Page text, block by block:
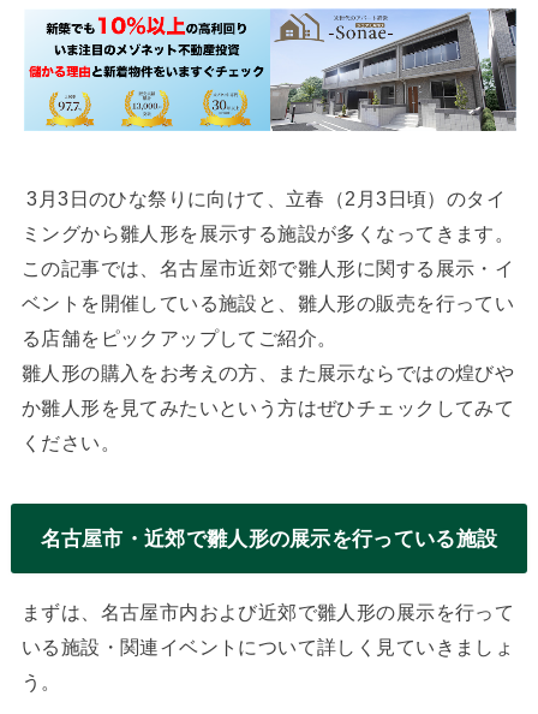
3月3日のひな祭りに向けて、立春（2月3日頃）のタイ
ミングから雛人形を展示する施設が多くなってきます。
この記事では、名古屋市近郊で雛人形に関する展示・イ
ベントを開催している施設と、雛人形の販売を行ってい
る店舗をピックアップしてご紹介。
雛人形の購入をお考えの方、また展示ならではの煌びや
か雛人形を見てみたいという方はぜひチェックしてみて
ください。
名古屋市・近郊で雛人形の展示を行っている施設
まずは、名古屋市内および近郊で雛人形の展示を行って
いる施設・関連イベントについて詳しく見ていきましょ
う。